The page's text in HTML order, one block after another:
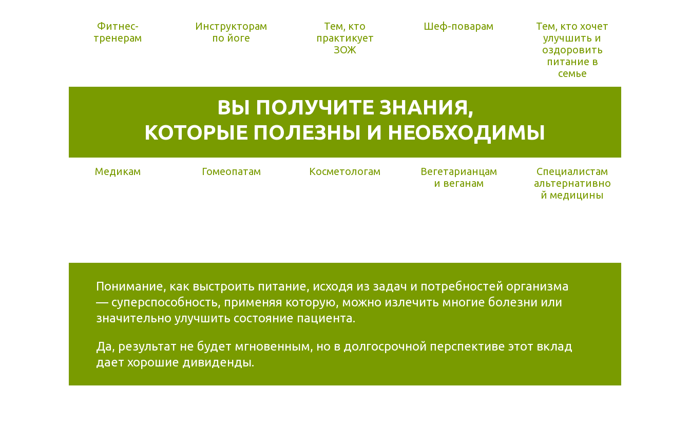
Фитнес-
тренерам
Инструкторам
по йоге
Тем, кто
практикует
ЗОЖ
Шеф-поварам
Тем, кто хочет
улучшить и
оздоровить
питание в
семье
ВЫ ПОЛУЧИТЕ ЗНАНИЯ,
КОТОРЫЕ ПОЛЕЗНЫ И НЕОБХОДИМЫ
Медикам Гомеопатам Косметологам
Вегетарианцам
и веганам
Специалистам
альтернативно
й медицины
Понимание, как выстроить питание, исходя из задач и потребностей организма
— суперспособность, применяя которую, можно излечить многие болезни или
значительно улучшить состояние пациента.
Да, результат не будет мгновенным, но в долгосрочной перспективе этот вклад
дает хорошие дивиденды.